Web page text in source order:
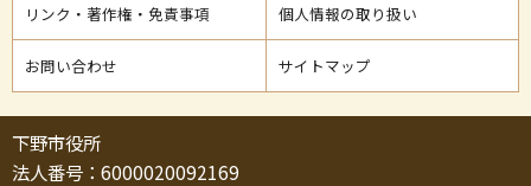
リンク・著作権・免責事項 個人情報の取り扱い
お問い合わせ サイトマップ
下野市役所
法人番号：6000020092169